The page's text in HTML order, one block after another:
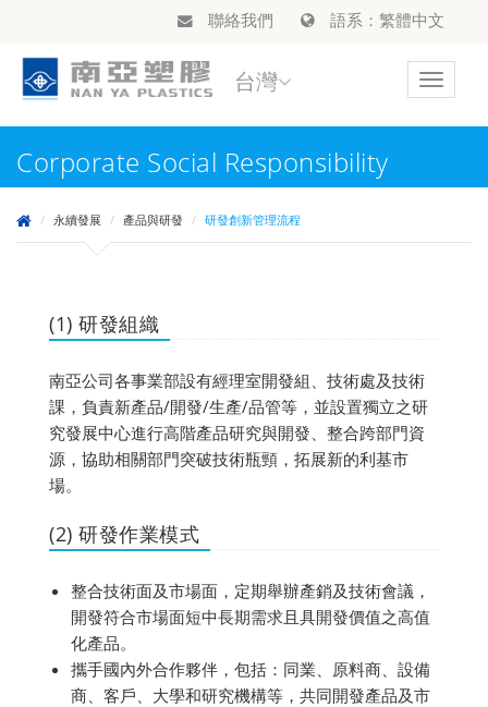
聯絡我們 語系：繁體中文
Toggle
台灣
Corporate Social Responsibility
永續發展 產品與研發 研發創新管理流程
(1) 研發組織
南亞公司各事業部設有經理室開發組、技術處及技術
課，負責新產品/開發/生產/品管等，並設置獨立之研
究發展中心進行高階產品研究與開發、整合跨部門資
源，協助相關部門突破技術瓶頸，拓展新的利基市
場。
(2) 研發作業模式
整合技術面及市場面，定期舉辦產銷及技術會議，
開發符合市場面短中長期需求且具開發價值之高值
化產品。
攜手國內外合作夥伴，包括：同業、原料商、設備
商、客戶、大學和研究機構等，共同開發產品及市